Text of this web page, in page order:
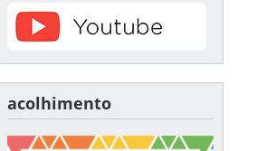
acolhimento